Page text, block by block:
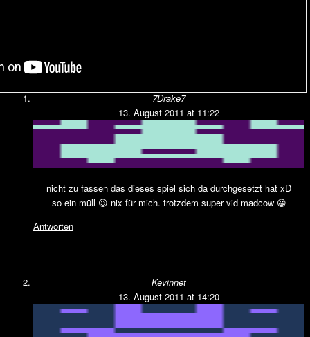
7Drake7
13. August 2011 at 11:22
nicht zu fassen das dieses spiel sich da durchgesetzt hat xD
so ein müll 😉 nix für mich. trotzdem super vid madcow 😀
Antworten
Kevinnet
13. August 2011 at 14:20